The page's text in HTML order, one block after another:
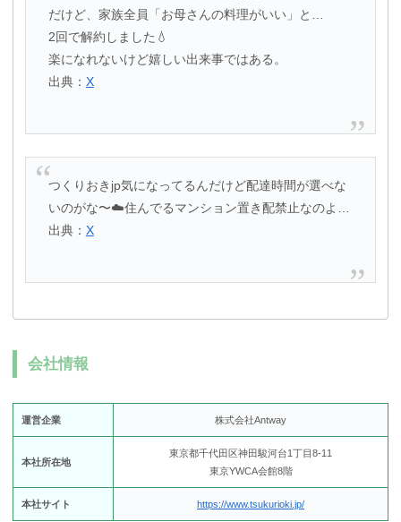
だけど、家族全員「お母さんの料理がいい」と…
2回で解約しました💧
楽になれないけど嬉しい出来事ではある。
出典： X
つくりおきjp気になってるんだけど配達時間が選べな
いのがな〜☁️住んでるマンション置き配禁止なのよ…
出典： X
会社情報
運営企業 株式会社Antway
本社所在地
東京都千代田区神田駿河台1丁目8-11
東京YWCA会館8階
本社サイト https://www.tsukurioki.jp/